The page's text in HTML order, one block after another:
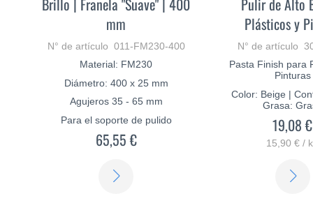
Brillo | Franela "Suave" | 400
mm
N° de artículo 011-FM230-400
Material: FM230
Diámetro: 400 x 25 mm
Agujeros 35 - 65 mm
Para el soporte de pulido
65,55 €
Pulir de Alto
Plásticos y
N° de artículo
Pasta Finish para
Pinturas
Color: Beige |
Grasa:
19,08 €
15,90 € /